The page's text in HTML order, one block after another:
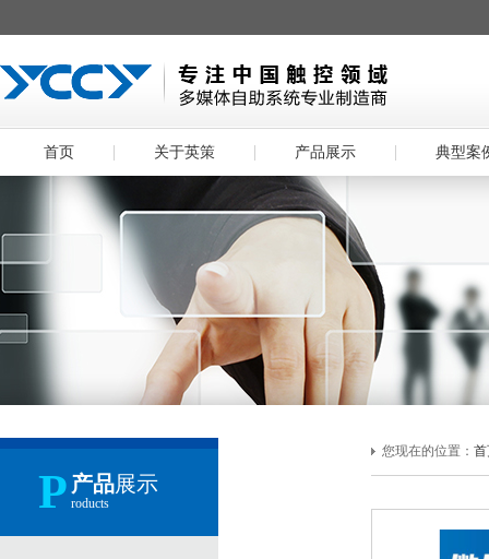
首页 关于英策 产品展示 典型案
P 产品展示
roducts
您现在的位置：